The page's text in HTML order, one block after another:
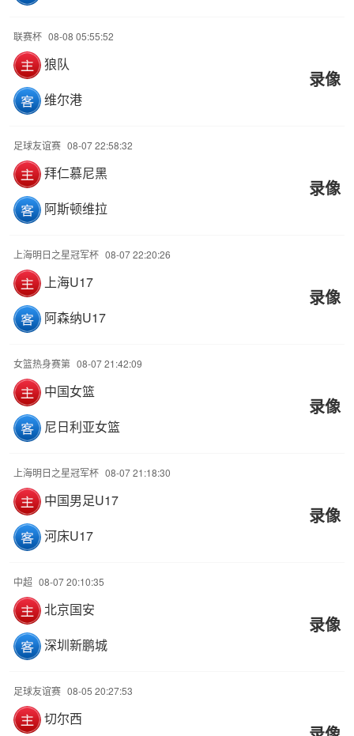
联赛杯 08-08 05:55:52
狼队
维尔港
录像
足球友谊赛 08-07 22:58:32
拜仁慕尼黑
阿斯顿维拉
录像
上海明日之星冠军杯 08-07 22:20:26
上海U17
阿森纳U17
录像
女篮热身赛第 08-07 21:42:09
中国女篮
尼日利亚女篮
录像
上海明日之星冠军杯 08-07 21:18:30
中国男足U17
河床U17
录像
中超 08-07 20:10:35
北京国安
深圳新鹏城
录像
足球友谊赛 08-05 20:27:53
切尔西